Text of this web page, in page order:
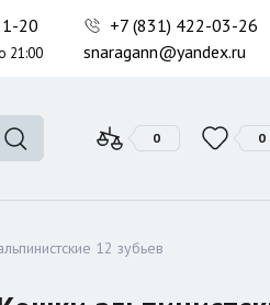
20
21:00
+7 (831) 422-03-26
snaragann@yandex.ru
0 0
Фонари
Фонари
12 зубьев